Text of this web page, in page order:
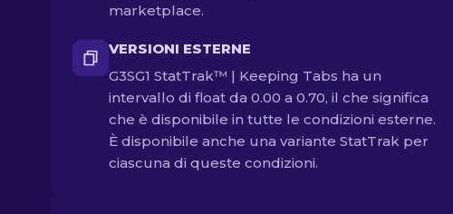
marketplace.
VERSIONI ESTERNE
G3SG1 StatTrak™ | Keeping Tabs ha un
intervallo di float da 0.00 a 0.70, il che significa
che è disponibile in tutte le condizioni esterne.
È disponibile anche una variante StatTrak per
ciascuna di queste condizioni.